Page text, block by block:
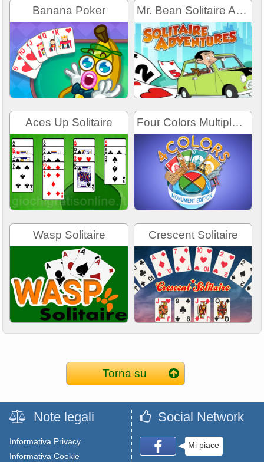
Banana Poker Mr. Bean Solitaire Adventures
Aces Up Solitaire Four Colors Multiplayer - Monument Editi
Wasp Solitaire Crescent Solitaire
Torna su
Note legali
Informativa Privacy
Informativa Cookie
Social Network
Mi piace